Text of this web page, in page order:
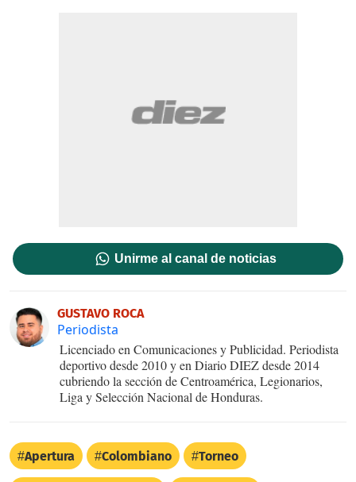
Unirme al canal de noticias
GUSTAVO ROCA
Periodista
Licenciado en Comunicaciones y Publicidad. Periodista
deportivo desde 2010 y en Diario DIEZ desde 2014
cubriendo la sección de Centroamérica, Legionarios,
Liga y Selección Nacional de Honduras.
Apertura Colombiano Torneo